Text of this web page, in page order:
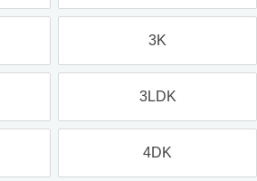
3K
3LDK
4DK